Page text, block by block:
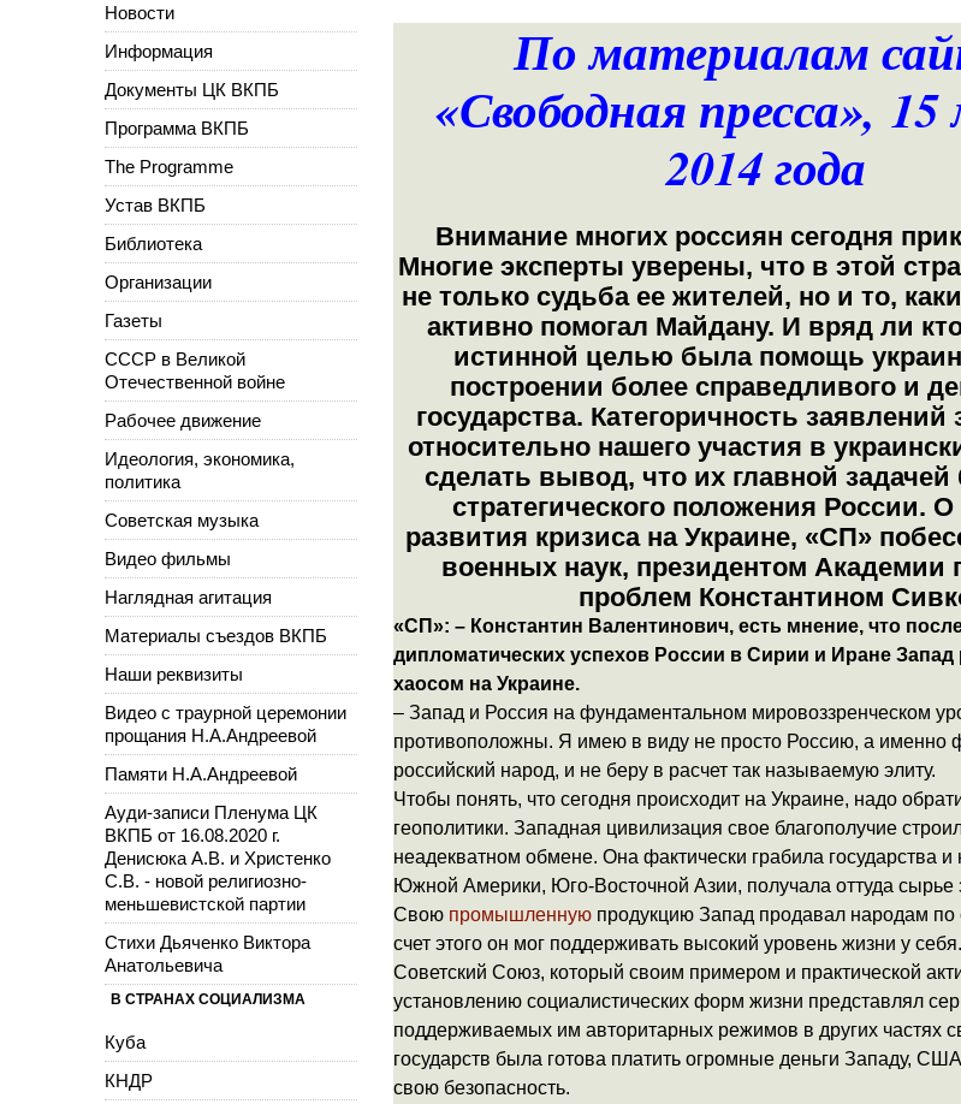
По материалам
«Свободная пресса», 15
2014 года
Внимание многих россиян сегодня
Многие эксперты уверены, что в этой
не только судьба ее жителей, но и то,
активно помогал Майдану. И вряд ли
истинной целью была помощь
построении более справедливого и
государства. Категоричность
относительно нашего участия в
сделать вывод, что их главной
стратегического положения России.
развития кризиса на Украине, «СП»
военных наук, президентом Академии
проблем Константином
«СП»: – Константин Валентинович, есть мнение, что
дипломатических успехов России в Сирии и Иране
хаосом на Украине.
– Запад и Россия на фундаментальном мировоззренческом
противоположны. Я имею в виду не просто Россию, а именно
российский народ, и не беру в расчет так называемую элиту.
Чтобы понять, что сегодня происходит на Украине, надо
геополитики. Западная цивилизация свое благополучие
неадекватном обмене. Она фактически грабила государства
Южной Америки, Юго-Восточной Азии, получала оттуда сырье
Свою промышленную продукцию Запад продавал народам
счет этого он мог поддерживать высокий уровень жизни у
Советский Союз, который своим примером и практической
установлению социалистических форм жизни представлял
поддерживаемых им авторитарных режимов в других частях
государств была готова платить огромные деньги Западу,
свою безопасность.
Новости
Информация
Документы ЦК ВКПБ
Программа ВКПБ
The Programme
Устав ВКПБ
Библиотека
Организации
Газеты
СССР в Великой
Отечественной войне
Рабочее движение
Идеология, экономика,
политика
Советская музыка
Видео фильмы
Наглядная агитация
Материалы съездов ВКПБ
Наши реквизиты
Видео с траурной церемонии
прощания Н.А.Андреевой
Памяти Н.А.Андреевой
Ауди-записи Пленума ЦК
ВКПБ от 16.08.2020 г.
Денисюка А.В. и Христенко
С.В. - новой религиозно-
меньшевистской партии
Стихи Дьяченко Виктора
Анатольевича
В СТРАНАХ СОЦИАЛИЗМА
Куба
КНДР